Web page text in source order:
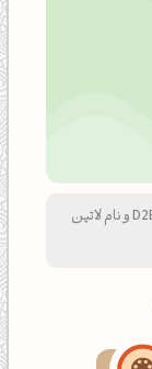
رنگ سبز دودی پاستلی با کد هگزادسیمال D2EBCD و نام لاتین